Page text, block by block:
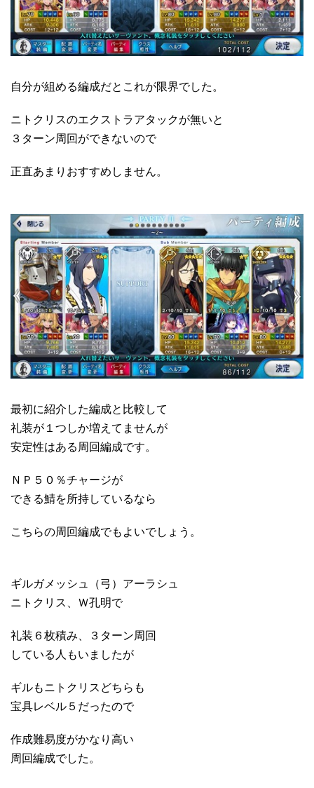
自分が組める編成だとこれが限界でした。
ニトクリスのエクストラアタックが無いと
３ターン周回ができないので
正直あまりおすすめしません。
最初に紹介した編成と比較して
礼装が１つしか増えてませんが
安定性はある周回編成です。
ＮＰ５０％チャージが
できる鯖を所持しているなら
こちらの周回編成でもよいでしょう。
ギルガメッシュ（弓）アーラシュ
ニトクリス、Ｗ孔明で
礼装６枚積み、３ターン周回
している人もいましたが
ギルもニトクリスどちらも
宝具レベル５だったので
作成難易度がかなり高い
周回編成でした。